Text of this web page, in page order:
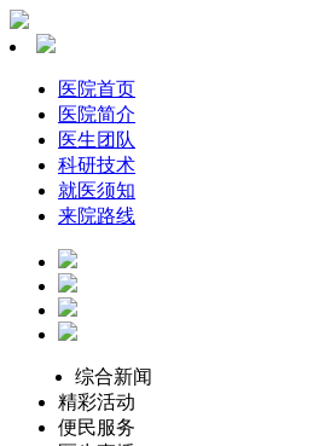
医院首页
医院简介
医生团队
科研技术
就医须知
来院路线
综合新闻
精彩活动
便民服务